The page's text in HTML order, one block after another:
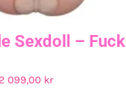
Sexdoll – Fuck
Det
2 099,00 krDet